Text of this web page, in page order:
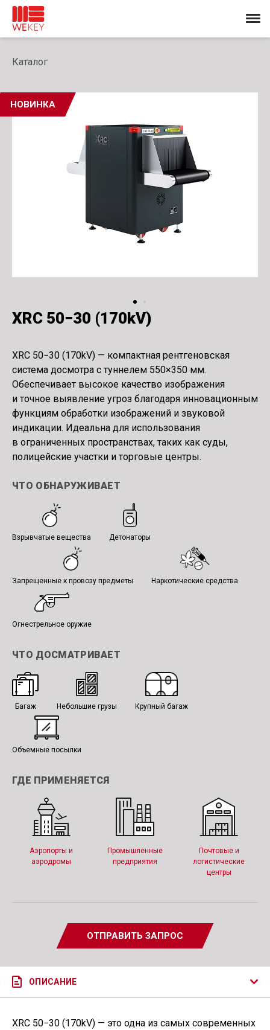
Каталог
НОВИНКА
XRC 50−30 (170kV)
XRC 50−30 (170kV) — компактная рентгеновская
система досмотра с туннелем 550×350 мм.
Обеспечивает высокое качество изображения
и точное выявление угроз благодаря инновационным
функциям обработки изображений и звуковой
индикации. Идеальна для использования
в ограниченных пространствах, таких как суды,
полицейские участки и торговые центры.
ЧТО ОБНАРУЖИВАЕТ
Взрывчатые вещества Детонаторы
Запрещенные к провозу предметы Наркотические средства
Огнестрельное оружие
ЧТО ДОСМАТРИВАЕТ
Багаж Небольшие грузы Крупный багаж
Объемные посылки
ГДЕ ПРИМЕНЯЕТСЯ
Аэропорты и
аэродромы
Промышленные
предприятия
Почтовые и
логистические
центры
ОТПРАВИТЬ ЗАПРОС
ОПИСАНИЕ
XRC 50−30 (170kV) — это одна из самых современных